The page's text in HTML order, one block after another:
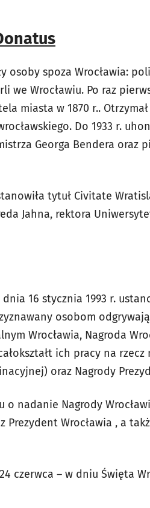
osoby spoza Wrocławia:
Wrocławiu. Po raz
miasta w 1870 r..
Do 1933 r.
Georga Bendera oraz
tytuł Civitate
Jahna, rektora
16 stycznia 1993 r.
osobom
Wrocławia, Nagroda
ich pracy na
oraz Nagrody
nadanie Nagrody
Prezydent Wrocławia , a
czerwca – w dniu Święta